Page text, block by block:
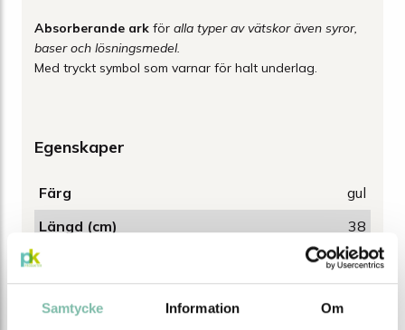
Samtycke Information Om
Absorberande ark för alla typer av vätskor även syror,
baser och lösningsmedel.
Med tryckt symbol som varnar för halt underlag.
Egenskaper
Färg
gul
Längd (cm)
38
Bredd (cm)
48